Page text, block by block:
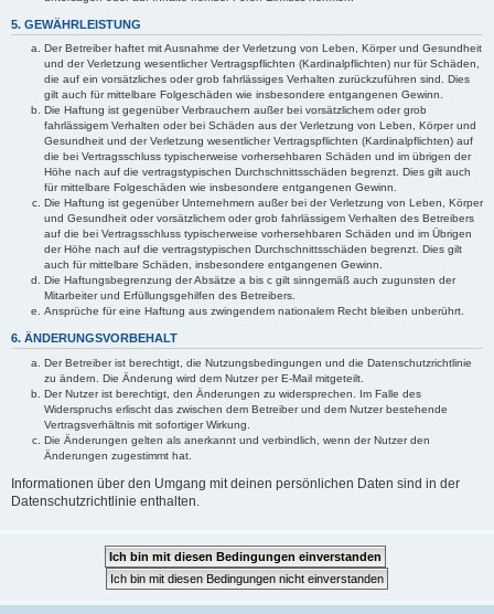
5. GEWÄHRLEISTUNG
Der Betreiber haftet mit Ausnahme der Verletzung von Leben, Körper und Gesundheit
und der Verletzung wesentlicher Vertragspflichten (Kardinalpflichten) nur für Schäden,
die auf ein vorsätzliches oder grob fahrlässiges Verhalten zurückzuführen sind. Dies
gilt auch für mittelbare Folgeschäden wie insbesondere entgangenen Gewinn.
Die Haftung ist gegenüber Verbrauchern außer bei vorsätzlichem oder grob
fahrlässigem Verhalten oder bei Schäden aus der Verletzung von Leben, Körper und
Gesundheit und der Verletzung wesentlicher Vertragspflichten (Kardinalpflichten) auf
die bei Vertragsschluss typischerweise vorhersehbaren Schäden und im übrigen der
Höhe nach auf die vertragstypischen Durchschnittsschäden begrenzt. Dies gilt auch
für mittelbare Folgeschäden wie insbesondere entgangenen Gewinn.
Die Haftung ist gegenüber Unternehmern außer bei der Verletzung von Leben, Körper
und Gesundheit oder vorsätzlichem oder grob fahrlässigem Verhalten des Betreibers
auf die bei Vertragsschluss typischerweise vorhersehbaren Schäden und im Übrigen
der Höhe nach auf die vertragstypischen Durchschnittsschäden begrenzt. Dies gilt
auch für mittelbare Schäden, insbesondere entgangenen Gewinn.
Die Haftungsbegrenzung der Absätze a bis c gilt sinngemäß auch zugunsten der
Mitarbeiter und Erfüllungsgehilfen des Betreibers.
Ansprüche für eine Haftung aus zwingendem nationalem Recht bleiben unberührt.
6. ÄNDERUNGSVORBEHALT
Der Betreiber ist berechtigt, die Nutzungsbedingungen und die Datenschutzrichtlinie
zu ändern. Die Änderung wird dem Nutzer per E-Mail mitgeteilt.
Der Nutzer ist berechtigt, den Änderungen zu widersprechen. Im Falle des
Widerspruchs erlischt das zwischen dem Betreiber und dem Nutzer bestehende
Vertragsverhältnis mit sofortiger Wirkung.
Die Änderungen gelten als anerkannt und verbindlich, wenn der Nutzer den
Änderungen zugestimmt hat.
Informationen über den Umgang mit deinen persönlichen Daten sind in der
Datenschutzrichtlinie enthalten.